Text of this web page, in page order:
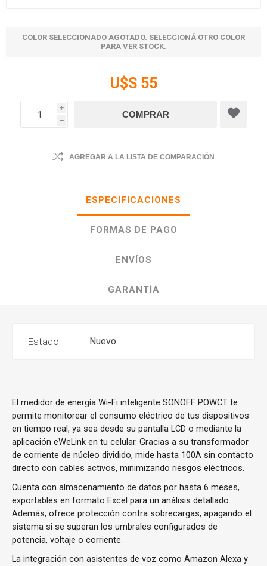
COLOR SELECCIONADO AGOTADO. SELECCIONÁ OTRO COLOR
PARA VER STOCK.
U$S 55
i
h
AGREGAR A LA LISTA DE COMPARACIÓN
ESPECIFICACIONES
FORMAS DE PAGO
ENVÍOS
GARANTÍA
Estado Nuevo
El medidor de energía Wi-Fi inteligente SONOFF POWCT te
permite monitorear el consumo eléctrico de tus dispositivos
en tiempo real, ya sea desde su pantalla LCD o mediante la
aplicación eWeLink en tu celular. Gracias a su transformador
de corriente de núcleo dividido, mide hasta 100A sin contacto
directo con cables activos, minimizando riesgos eléctricos.
Cuenta con almacenamiento de datos por hasta 6 meses,
exportables en formato Excel para un análisis detallado.
Además, ofrece protección contra sobrecargas, apagando el
sistema si se superan los umbrales configurados de
potencia, voltaje o corriente.
La integración con asistentes de voz como Amazon Alexa y